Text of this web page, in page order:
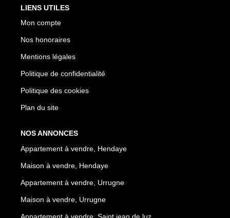
LIENS UTILES
Mon compte
Nos honoraires
Mentions légales
Politique de confidentialité
Politique des cookies
Plan du site
NOS ANNONCES
Appartement à vendre, Hendaye
Maison à vendre, Hendaye
Appartement à vendre, Urrugne
Maison à vendre, Urrugne
Appartement à vendre, Saint jean de luz